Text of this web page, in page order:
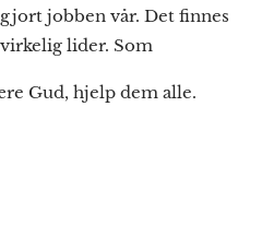
jobben vår. Det finnes
lider. Som
Gud, hjelp dem alle.